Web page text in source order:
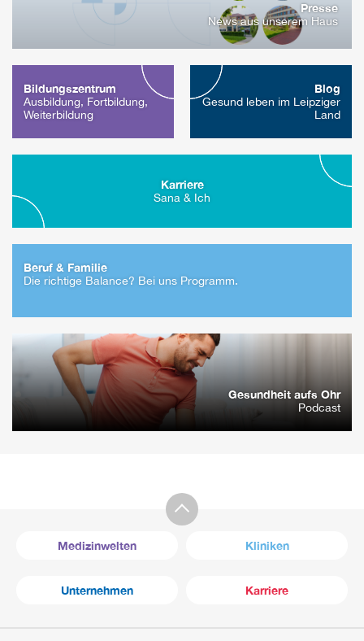
Presse
News aus unserem Haus
Bildungszentrum
Ausbildung, Fortbildung,
Weiterbildung
Blog
Gesund leben im Leipziger
Land
Karriere
Sana & Ich
Beruf & Familie
Die richtige Balance? Bei uns Programm.
Gesundheit aufs Ohr
Podcast
Medizinwelten Kliniken
Unternehmen Karriere